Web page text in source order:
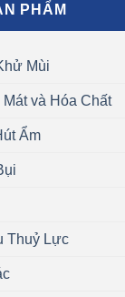
PHẨM
Mùi
và Hóa Chất
Ẩm
Thuỷ Lực